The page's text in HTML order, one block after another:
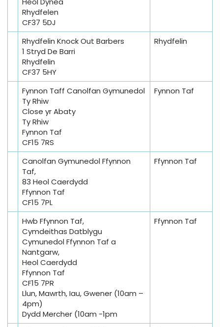
Rhydfelen
CF37 5DJ
Rhydfelin Knock Out Barbers
1 Stryd De Barri
Rhydfelin
CF37 5HY
Rhydfelin
Fynnon Taff Canolfan Gymunedol
Ty Rhiw
Close yr Abaty
Ty Rhiw
Fynnon Taf
CF15 7RS
Fynnon Taf
Canolfan Gymunedol Ffynnon
Taf,
83 Heol Caerdydd
Ffynnon Taf
CF15 7PL
Ffynnon Taf
Hwb Ffynnon Taf,
Cymdeithas Datblygu
Cymunedol Ffynnon Taf a
Nantgarw,
Heol Caerdydd
Ffynnon Taf
CF15 7PR
Llun, Mawrth, Iau, Gwener (10am –
4pm)
Dydd Mercher (10am -1pm
Ffynnon Taf